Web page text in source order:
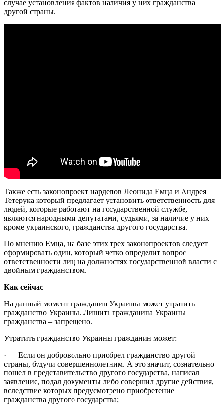
случае установления фактов наличия у них гражданства
другой страны.
Также есть законопроект нардепов Леонида Емца и Андрея
Тетерука который предлагает установить ответственность для
людей, которые работают на государственной службе,
являются народными депутатами, судьями, за наличие у них
кроме украинского, гражданства другого государства.
По мнению Емца, на базе этих трех законопроектов следует
сформировать один, который четко определит вопрос
ответственности лиц на должностях государственной власти с
двойным гражданством.
Как сейчас
На данный момент гражданин Украины может утратить
гражданство Украины. Лишить гражданина Украины
гражданства – запрещено.
Утратить гражданство Украины гражданин может:
· Если он добровольно приобрел гражданство другой
страны, будучи совершеннолетним. А это значит, сознательно
пошел в представительство другого государства, написал
заявление, подал документы либо совершил другие действия,
вследствие которых предусмотрено приобретение
гражданства другого государства;